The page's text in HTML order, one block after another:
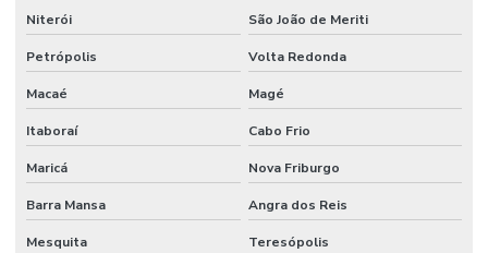
Niterói São João de Meriti
Petrópolis Volta Redonda
Macaé Magé
Itaboraí Cabo Frio
Maricá Nova Friburgo
Barra Mansa Angra dos Reis
Mesquita Teresópolis